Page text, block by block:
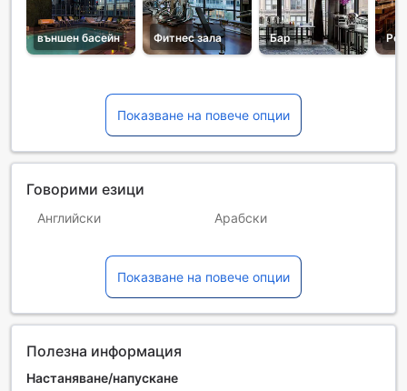
външен басейн Фитнес зала Бар
Показване на повече опции
Говорими езици
Английски Арабски
Китайски (кантонски)
Китайски (мандарин) Корейски
Лао
Полски
Показване на повече опции
Полезна информация
Настаняване/напускане